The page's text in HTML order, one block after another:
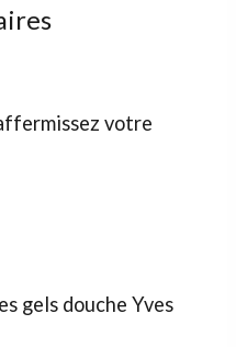
votre
gels douche Yves